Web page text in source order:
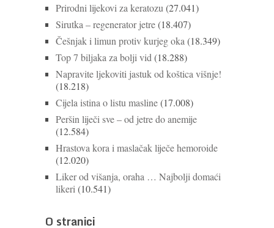
Prirodni lijekovi za keratozu (27.041)
Sirutka – regenerator jetre(18.407)
Češnjak i limun protiv kurjeg oka (18.349)
Top 7 biljaka za bolji vid (18.288)
Napravite ljekoviti jastuk od koštica višnje!
(18.218)
Cijela istina o listu masline(17.008)
Peršin liječi sve – od jetre do anemije
(12.584)
Hrastova kora i maslačak liječe hemoroide
(12.020)
Liker od višanja, oraha … Najbolji domaći
likeri (10.541)
O stranici